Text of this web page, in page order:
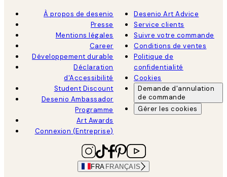
À propos de desenio
Presse
Mentions légales
Career
Développement durable
Déclaration
d'Accessibilité
Student Discount
Desenio Ambassador
Programme
Art Awards
Connexion (Entreprise)
Desenio Art Advice
Service clients
Suivre votre commande
Conditions de ventes
Politique de
confidentialité
Cookies
Demande d'annulation
de commande
Gérer les cookies
FRA FRANÇAIS